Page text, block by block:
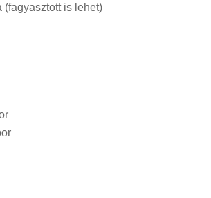
(fagyasztott is lehet)